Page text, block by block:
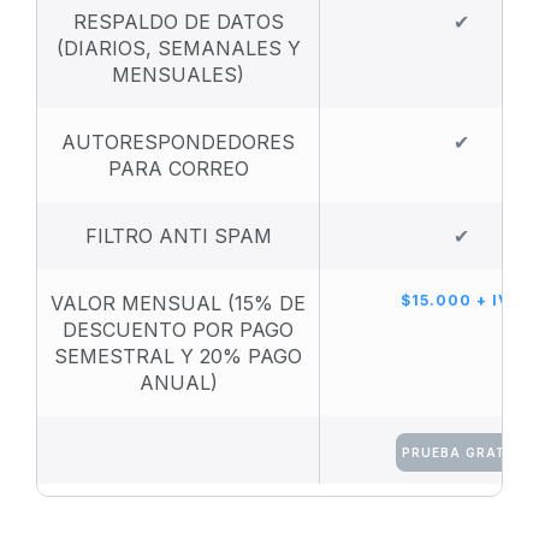
RESPALDO DE DATOS
(DIARIOS, SEMANALES Y
MENSUALES)
✔
AUTORESPONDEDORES
PARA CORREO
✔
FILTRO ANTI SPAM ✔
VALOR MENSUAL (15% DE
DESCUENTO POR PAGO
SEMESTRAL Y 20% PAGO
ANUAL)
$15.000 + IVA
PRUEBA GRATIS